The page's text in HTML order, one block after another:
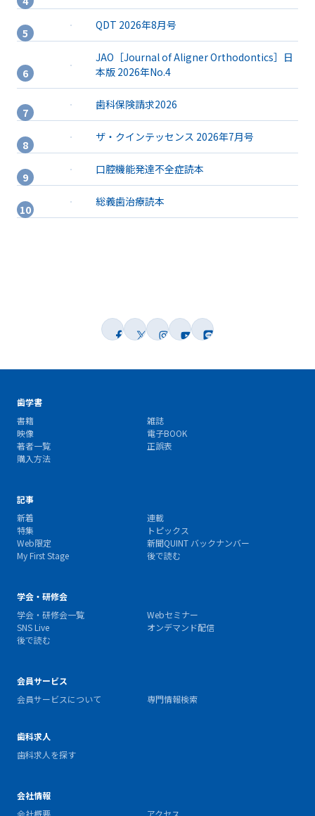
QDT 2026年8月号
JAO［Journal of Aligner Orthodontics］日
本版 2026年No.4
歯科保険請求2026
ザ・クインテッセンス 2026年7月号
口腔機能発達不全症読本
総義歯治療読本
歯学書
書籍
雑誌
映像
電子BOOK
著者一覧
正誤表
購入方法
記事
新着
連載
特集
トピックス
Web限定
新聞QUINT バックナンバー
My First Stage
後で読む
学会・研修会
学会・研修会一覧
Webセミナー
SNS Live
オンデマンド配信
後で読む
会員サービス
会員サービスについて
専門情報検索
歯科求人
歯科求人を探す
会社情報
会社概要
アクセス